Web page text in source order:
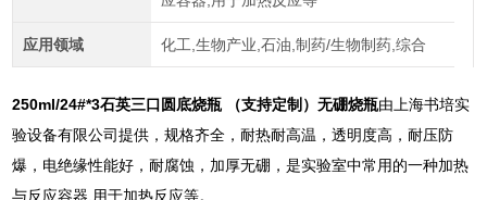
应用领域 化工,生物产业,石油,制药/生物制药,综合
250ml/24#*3石英三口圆底烧瓶 （支持定制）无硼烧瓶由上海书培实
验设备有限公司提供，规格齐全，耐热耐高温，透明度高，耐压防
爆，电绝缘性能好，耐腐蚀，加厚无硼，是实验室中常用的一种加热
与反应容器,用于加热反应等。